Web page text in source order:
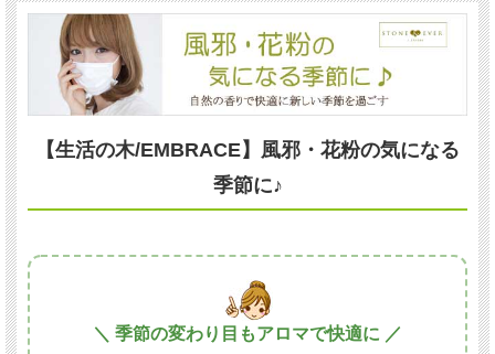
【生活の木/EMBRACE】風邪・花粉の気になる
季節に♪
＼ 季節の変わり目もアロマで快適に ／